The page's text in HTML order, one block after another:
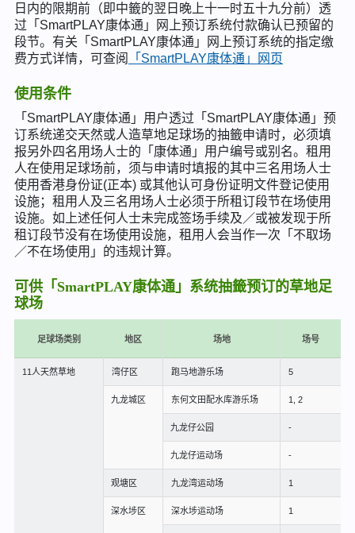
日内的限期前（即中籤的翌日晚上十一时五十九分前）透
过「SmartPLAY康体通」网上预订系统付款确认已预留的
段节。有关「SmartPLAY康体通」网上预订系统的指定缴
费方式详情，可查阅
「SmartPLAY康体通」网页
使用条件
「SmartPLAY康体通」用户透过「SmartPLAY康体通」预
订系统递交天然或人造草地足球场的抽籤申请时，必须填
报另外四名用场人士的「康体通」用户编号或别名。租用
人在使用足球场前，须与申请时填报的其中三名用场人士
使用香港身份证(正本) 或其他认可身份证明文件登记使用
设施；租用人及三名用场人士必须于所租订段节在场使用
设施。如上述任何人士未完成签场手续及／或被发现于所
租订段节没有在场使用设施，租用人会当作一次「不取场
／不在场使用」的违规计算。
可供「SmartPLAY康体通」系统抽籤预订的草地足
球场
足球场类别 地区 场地 场号
11人天然草地 湾仔区 跑马地游乐场 5
九龙城区 东何文田配水库游乐场 1, 2
九龙仔公园 -
九龙仔运动场 -
观塘区 九龙湾运动场 1
深水埗区 深水埗运动场 1